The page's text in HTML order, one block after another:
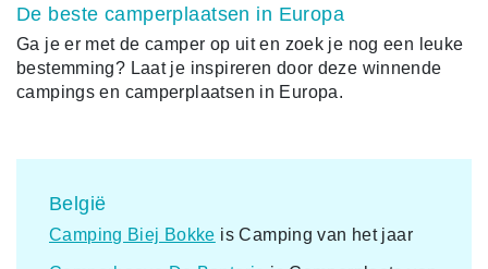
De beste camperplaatsen in Europa
Ga je er met de camper op uit en zoek je nog een leuke
bestemming? Laat je inspireren door deze winnende
campings en camperplaatsen in Europa.
België
Camping Biej Bokke is Camping van het jaar